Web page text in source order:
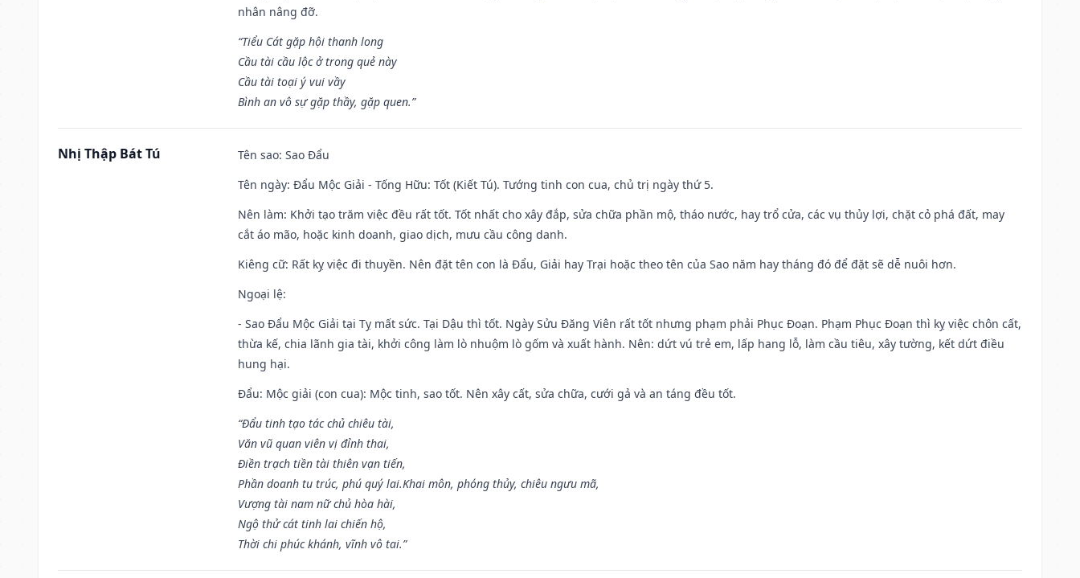
nhân nâng đỡ.
“Tiểu Cát gặp hội thanh long
Cầu tài cầu lộc ở trong quẻ này
Cầu tài toại ý vui vầy
Bình an vô sự gặp thầy, gặp quen.”
Nhị Thập Bát Tú Tên sao: Sao Đẩu
Tên ngày: Đẩu Mộc Giải - Tống Hữu: Tốt (Kiết Tú). Tướng tinh con cua, chủ trị ngày thứ 5.
Nên làm: Khởi tạo trăm việc đều rất tốt. Tốt nhất cho xây đắp, sửa chữa phần mộ, tháo nước, hay trổ cửa, các vụ thủy lợi, chặt cỏ phá đất, may
cắt áo mão, hoặc kinh doanh, giao dịch, mưu cầu công danh.
Kiêng cữ: Rất kỵ việc đi thuyền. Nên đặt tên con là Đẩu, Giải hay Trại hoặc theo tên của Sao năm hay tháng đó để đặt sẽ dễ nuôi hơn.
Ngoại lệ:
- Sao Đẩu Mộc Giải tại Tỵ mất sức. Tại Dậu thì tốt. Ngày Sửu Đăng Viên rất tốt nhưng phạm phải Phục Đoạn. Phạm Phục Đoạn thì kỵ việc chôn cất,
thừa kế, chia lãnh gia tài, khởi công làm lò nhuộm lò gốm và xuất hành. Nên: dứt vú trẻ em, lấp hang lỗ, làm cầu tiêu, xây tường, kết dứt điều
hung hại.
Đẩu: Mộc giải (con cua): Mộc tinh, sao tốt. Nên xây cất, sửa chữa, cưới gả và an táng đều tốt.
“Đẩu tinh tạo tác chủ chiêu tài,
Văn vũ quan viên vị đỉnh thai,
Điền trạch tiền tài thiên vạn tiến,
Phần doanh tu trúc, phú quý lai.Khai môn, phóng thủy, chiêu ngưu mã,
Vượng tài nam nữ chủ hòa hài,
Ngộ thử cát tinh lai chiến hộ,
Thời chi phúc khánh, vĩnh vô tai.”